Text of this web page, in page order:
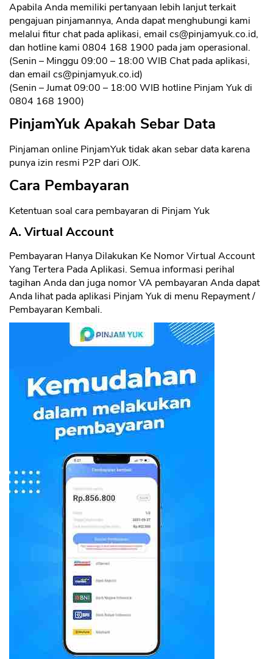
Apabila Anda memiliki pertanyaan lebih lanjut terkait
pengajuan pinjamannya, Anda dapat menghubungi kami
melalui fitur chat pada aplikasi, email cs@pinjamyuk.co.id,
dan hotline kami 0804 168 1900 pada jam operasional.
(Senin – Minggu 09:00 – 18:00 WIB Chat pada aplikasi,
dan email cs@pinjamyuk.co.id)
(Senin – Jumat 09:00 – 18:00 WIB hotline Pinjam Yuk di
0804 168 1900)
PinjamYuk Apakah Sebar Data
Pinjaman online PinjamYuk tidak akan sebar data karena
punya izin resmi P2P dari OJK.
Cara Pembayaran
Ketentuan soal cara pembayaran di Pinjam Yuk
A. Virtual Account
Pembayaran Hanya Dilakukan Ke Nomor Virtual Account
Yang Tertera Pada Aplikasi. Semua informasi perihal
tagihan Anda dan juga nomor VA pembayaran Anda dapat
Anda lihat pada aplikasi Pinjam Yuk di menu Repayment /
Pembayaran Kembali.